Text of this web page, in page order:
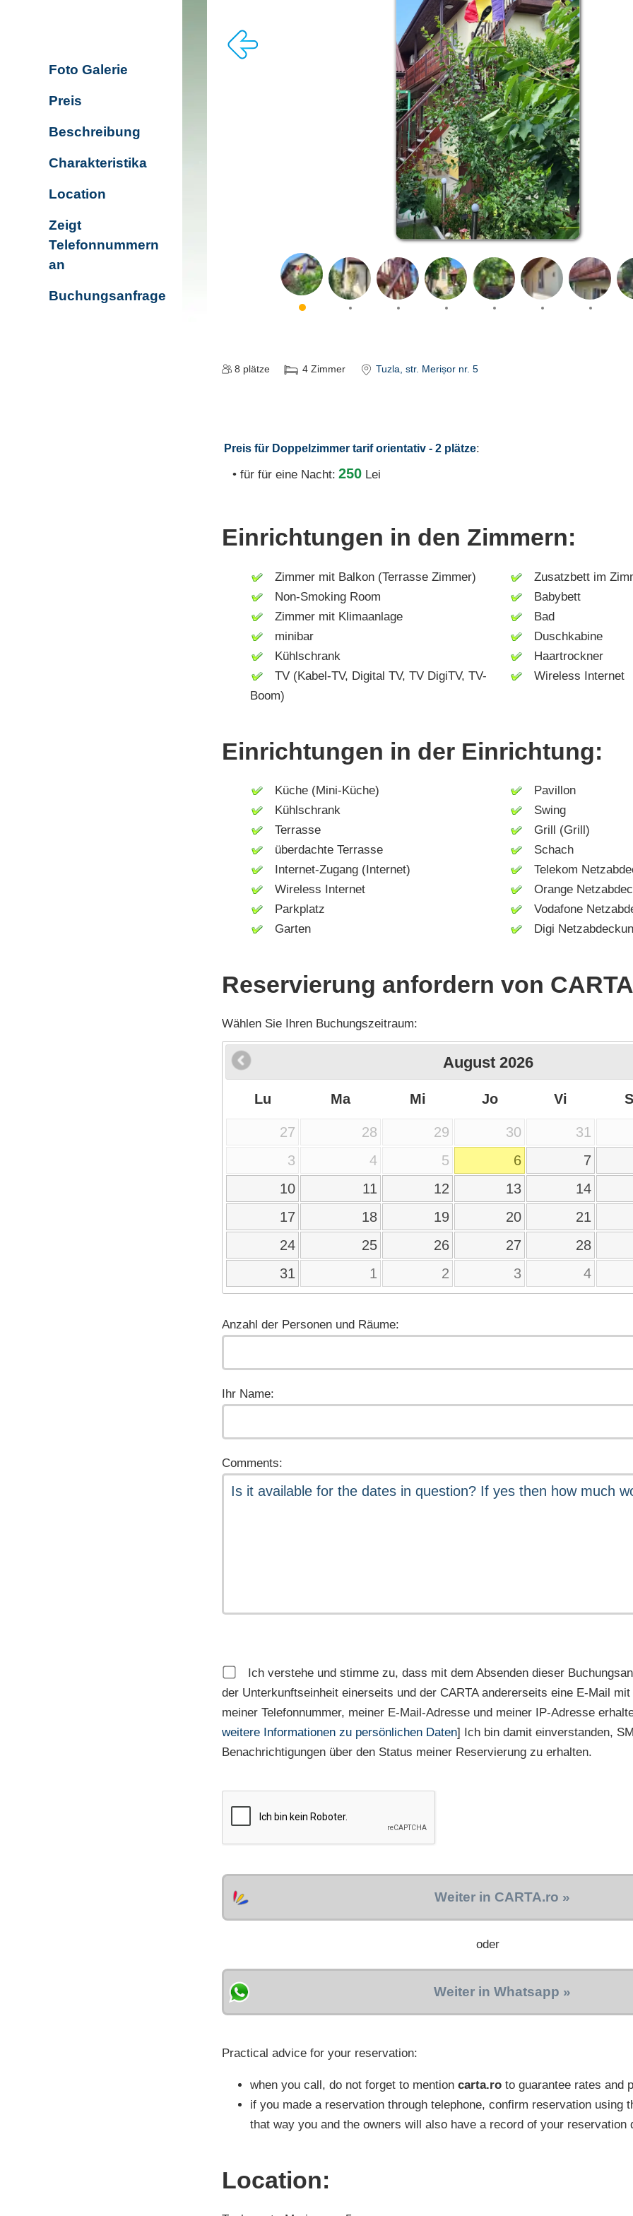
8 plätze 4 Zimmer Tuzla, str. Merișor nr. 5
Preis für Doppelzimmer tarif orientativ - 2 plätze:
• für für eine Nacht: 250 Lei
Einrichtungen in den Zimmern:
Zimmer mit Balkon (Terrasse Zimmer)
Non-Smoking Room
Zimmer mit Klimaanlage
minibar
Kühlschrank
TV (Kabel-TV, Digital TV, TV DigiTV, TV-
Boom)
Zusatzbett im
Babybett
Bad
Duschkabine
Haartrockner
Wireless Internet
Einrichtungen in der Einrichtung:
Küche (Mini-Küche)
Kühlschrank
Terrasse
überdachte Terrasse
Internet-Zugang (Internet)
Wireless Internet
Parkplatz
Garten
Pavillon
Swing
Grill (Grill)
Schach
Telekom
Orange
Vodafone
Digi
Reservierung anfordern von
Wählen Sie Ihren Buchungszeitraum:
August 2026
Lu Ma Mi Jo Vi
27 28 29 30
31
3
4 5 6
7
10
11 12 13
14
17
18 19 20
21
24
25 26 27
28
31
1 2 3 4
Anzahl der Personen und Räume:
Ihr Name:
Comments:
Ich verstehe und stimme zu, dass mit dem Absenden dieser
der Unterkunftseinheit einerseits und der CARTA andererseits eine E-Mail
meiner Telefonnummer, meiner E-Mail-Adresse und meiner IP-Adresse
weitere Informationen zu persönlichen Daten] Ich bin damit einverstanden,
Benachrichtigungen über den Status meiner Reservierung zu erhalten.
Weiter in CARTA.ro »
oder
Weiter in Whatsapp »
Practical advice for your reservation:
when you call, do not forget to mention carta.ro to guarantee rates and
if you made a reservation through telephone, confirm reservation using
that way you and the owners will also have a record of your reservation
Location:
Foto Galerie
Preis
Beschreibung
Charakteristika
Location
Zeigt
Telefonnummern
an
Buchungsanfrage